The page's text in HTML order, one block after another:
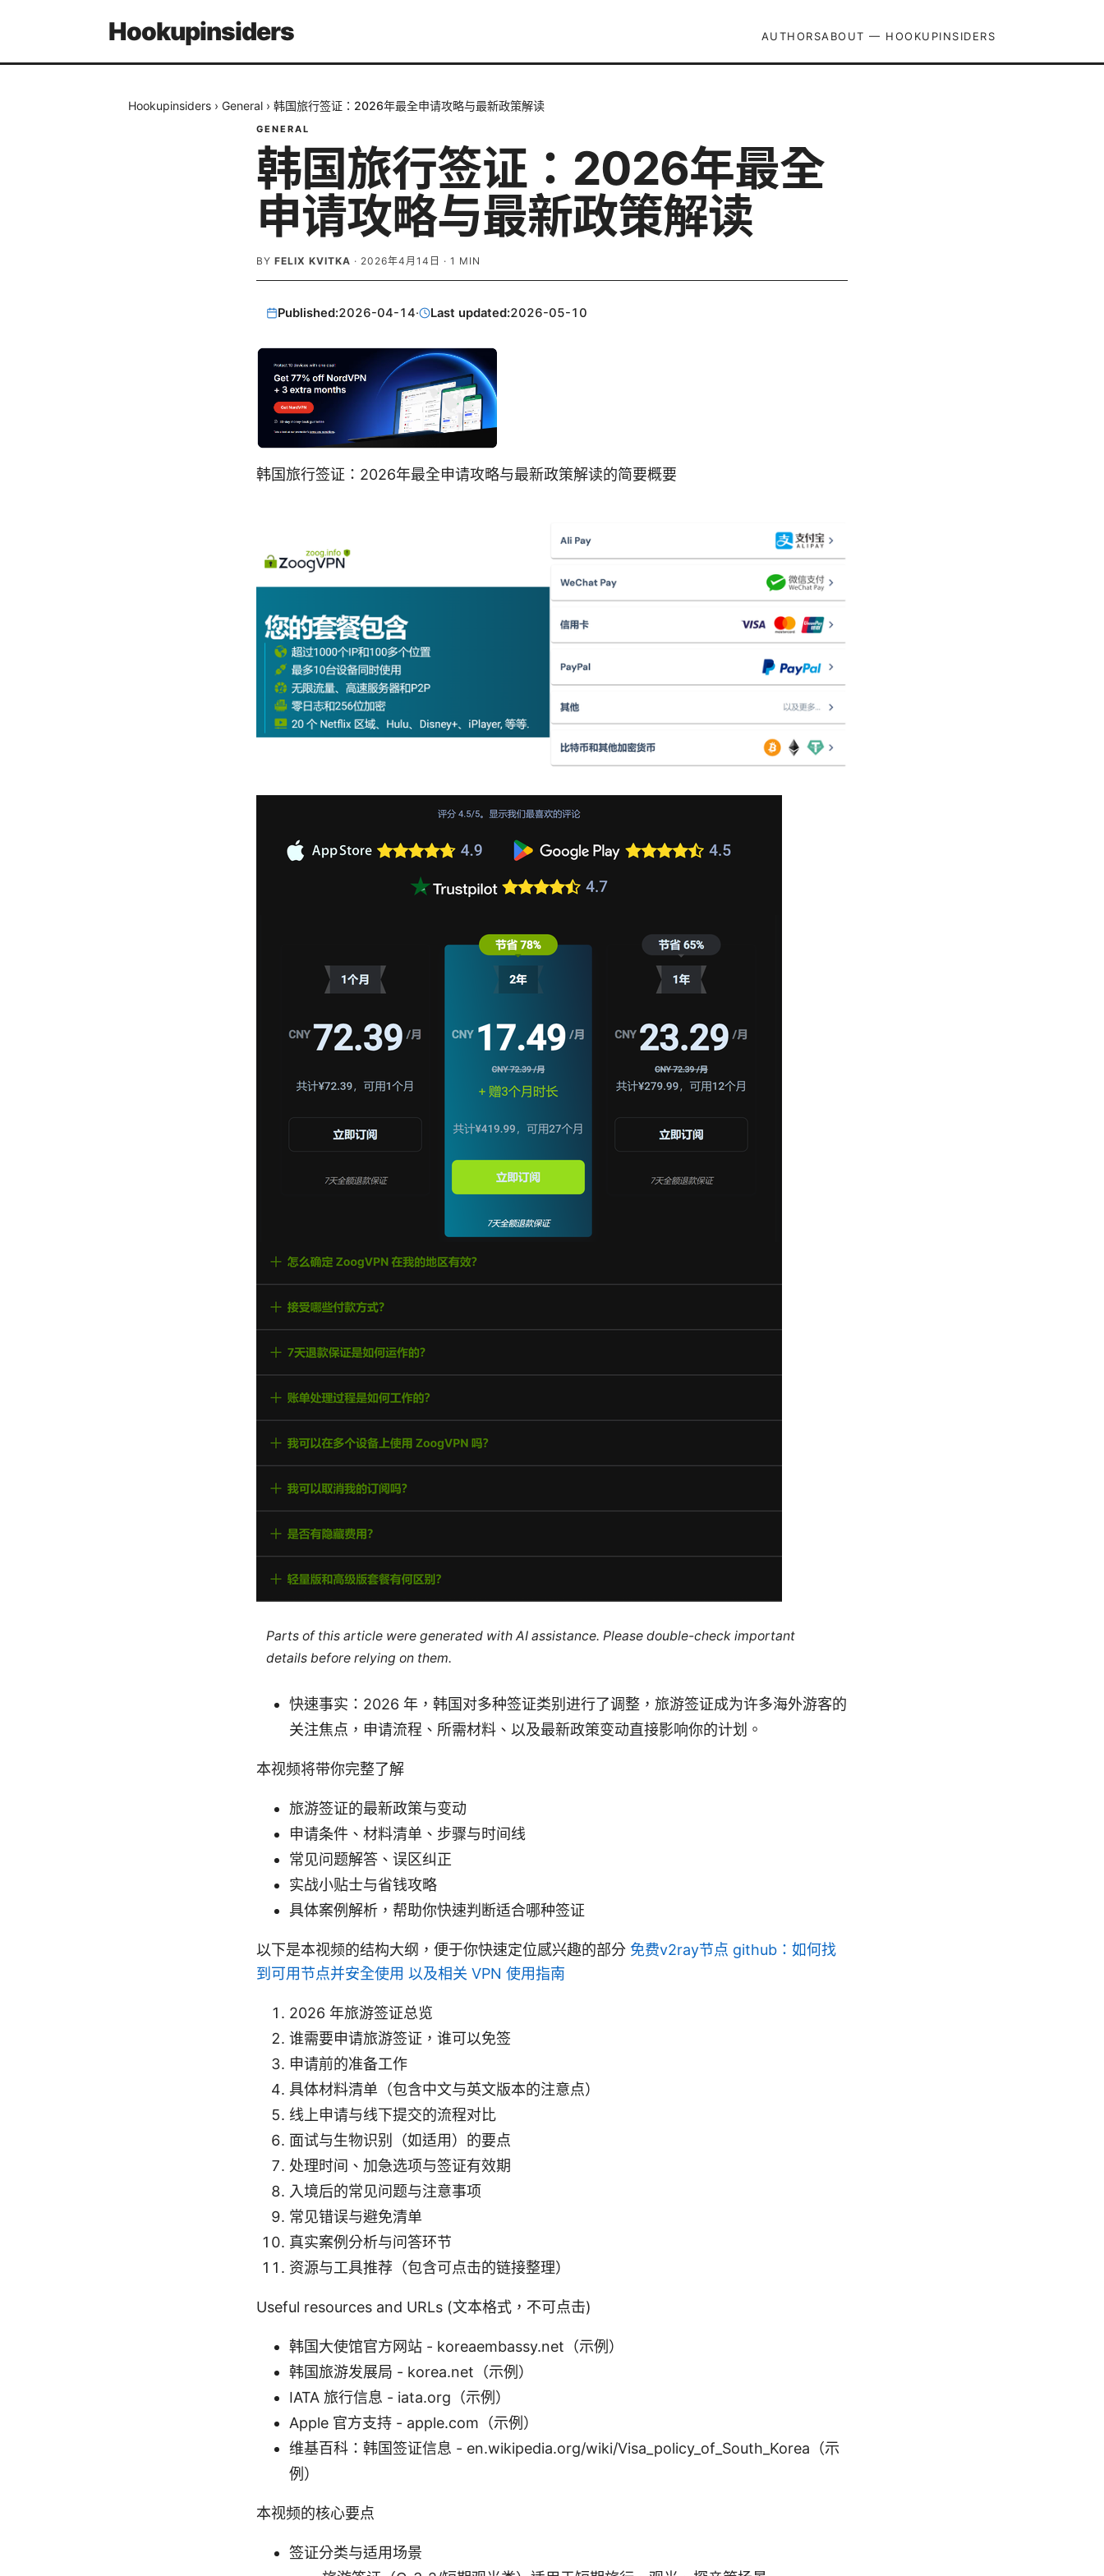
Hookupinsiders AUTHORSABOUT — HOOKUPINSIDERS
Hookupinsiders › General › 韩国旅行签证：2026年最全申请攻略与最新政策解读
GENERAL
韩国旅行签证：2026年最全
申请攻略与最新政策解读
BY FELIX KVITKA · 2026年4月14日 · 1 MIN
Published:2026-04-14· Last updated:2026-05-10
韩国旅行签证：2026年最全申请攻略与最新政策解读的简要概要
Parts of this article were generated with AI assistance. Please double-check important
details before relying on them.
快速事实：2026 年，韩国对多种签证类别进行了调整，旅游签证成为许多海外游客的
关注焦点，申请流程、所需材料、以及最新政策变动直接影响你的计划。
本视频将带你完整了解
旅游签证的最新政策与变动
申请条件、材料清单、步骤与时间线
常见问题解答、误区纠正
实战小贴士与省钱攻略
具体案例解析，帮助你快速判断适合哪种签证
以下是本视频的结构大纲，便于你快速定位感兴趣的部分 免费v2ray节点 github：如何找
到可用节点并安全使用 以及相关 VPN 使用指南
2026 年旅游签证总览
谁需要申请旅游签证，谁可以免签
申请前的准备工作
具体材料清单（包含中文与英文版本的注意点）
线上申请与线下提交的流程对比
面试与生物识别（如适用）的要点
处理时间、加急选项与签证有效期
入境后的常见问题与注意事项
常见错误与避免清单
真实案例分析与问答环节
资源与工具推荐（包含可点击的链接整理）
Useful resources and URLs (文本格式，不可点击)
韩国大使馆官方网站 - koreaembassy.net（示例）
韩国旅游发展局 - korea.net（示例）
IATA 旅行信息 - iata.org（示例）
Apple 官方支持 - apple.com（示例）
维基百科：韩国签证信息 - en.wikipedia.org/wiki/Visa_policy_of_South_Korea（示
例）
本视频的核心要点
签证分类与适用场景